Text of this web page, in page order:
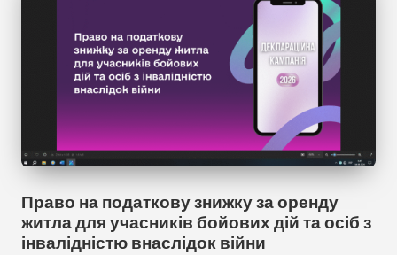
Право на податкову знижку за оренду
житла для учасників бойових дій та осіб з
інвалідністю внаслідок війни